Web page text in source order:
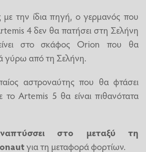
την ίδια πηγή, ο γερμανός που
4 δεν θα πατήσει στη Σελήνη
στο σκάφος Orion που θα
γύρω από τη Σελήνη.
αστροναύτης που θα φτάσει
το Αrtemis 5 θα είναι πιθανότατα
στο μεταξύ τη
για τη μεταφορά φορτίων.